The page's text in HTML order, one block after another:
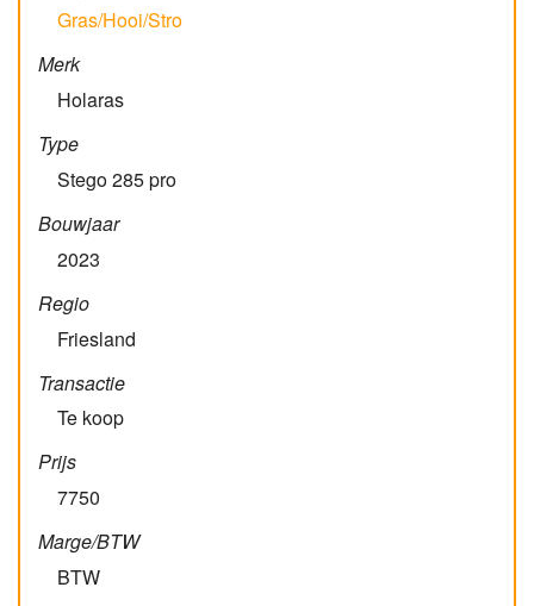
Gras/Hooi/Stro
Merk
Holaras
Type
Stego 285 pro
Bouwjaar
2023
Regio
Friesland
Transactie
Te koop
Prijs
7750
Marge/BTW
BTW